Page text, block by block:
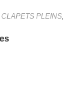
CLAPETS PLEINS,